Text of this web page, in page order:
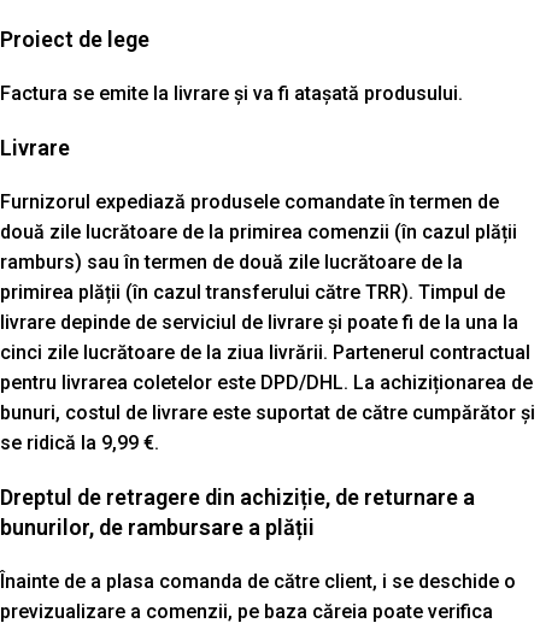
Proiect de lege
Factura se emite la livrare și va fi atașată produsului.
Livrare
Furnizorul expediază produsele comandate în termen de
două zile lucrătoare de la primirea comenzii (în cazul plății
ramburs) sau în termen de două zile lucrătoare de la
primirea plății (în cazul transferului către TRR). Timpul de
livrare depinde de serviciul de livrare și poate fi de la una la
cinci zile lucrătoare de la ziua livrării. Partenerul contractual
pentru livrarea coletelor este DPD/DHL. La achiziționarea de
bunuri, costul de livrare este suportat de către cumpărător și
se ridică la 9,99 €.
Dreptul de retragere din achiziție, de returnare a
bunurilor, de rambursare a plății
Înainte de a plasa comanda de către client, i se deschide o
previzualizare a comenzii, pe baza căreia poate verifica